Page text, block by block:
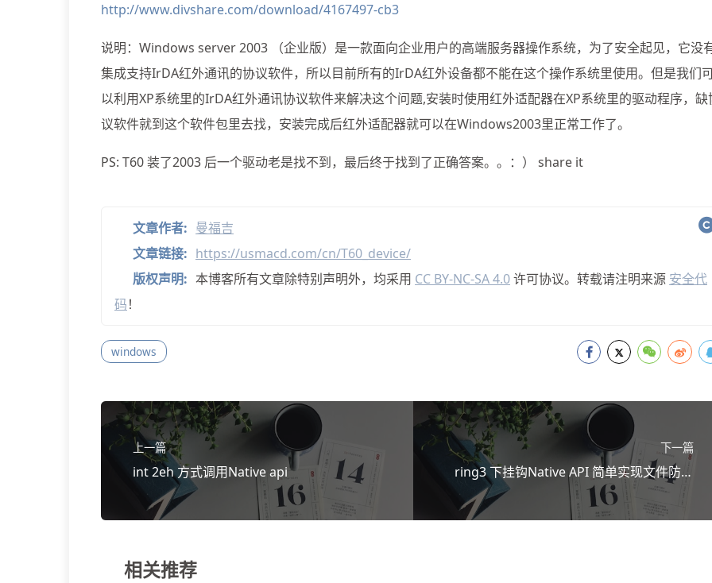
http://www.divshare.com/download/4167497-cb3
说明：Windows server 2003 （企业版）是一款面向企业用户的高端服务器操作系统，为了安全起见，它没
集成支持IrDA红外通讯的协议软件，所以目前所有的IrDA红外设备都不能在这个操作系统里使用。但是我们
以利用XP系统里的IrDA红外通讯协议软件来解决这个问题,安装时使用红外适配器在XP系统里的驱动程序，缺
议软件就到这个软件包里去找，安装完成后红外适配器就可以在Windows2003里正常工作了。
PS: T60 装了2003 后一个驱动老是找不到，最后终于找到了正确答案。。：） share it
文章作者: 曼福吉
文章链接: https://usmacd.com/cn/T60_device/
版权声明: 本博客所有文章除特别声明外，均采用 CC BY-NC-SA 4.0许可协议。转载请注明来源 安全代
码！
windows
上一篇
int 2eh 方式调用Native api
下一篇
ring3 下挂钩Native API 简单实现文件防删
除
相关推荐